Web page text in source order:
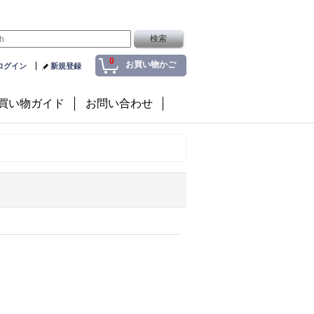
0 お買い物かご
グイン 新規登録
い物ガイド お問い合わせ